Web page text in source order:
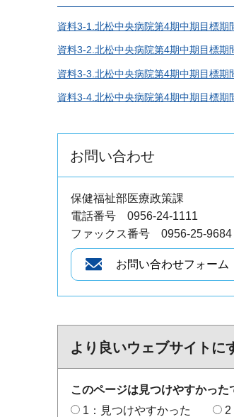
資料3-1.北松中央病院第4期中期目標
資料3-2.北松中央病院第4期中期目標
資料3-3.北松中央病院第4期中期目標期
資料3-4.北松中央病院第4期中期目標期
お問い合わせ
保健福祉部医療政策課
電話番号 0956-24-1111
ファックス番号 0956-25-9684
より良いウェブサイトに
このページは見つけやすかった
1：見つけやすかった
2